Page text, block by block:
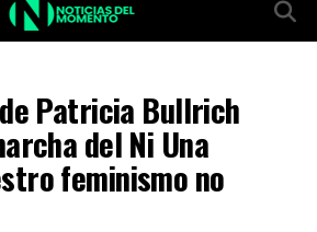
Patricia Bullrich
del Ni Una
feminismo no